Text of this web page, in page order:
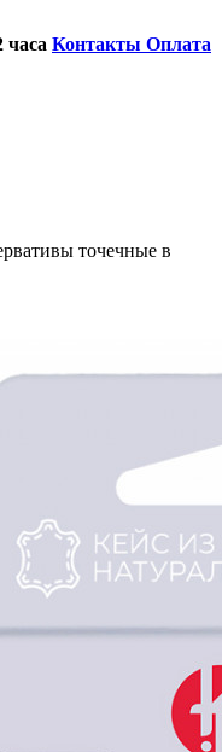
часа Контакты Оплата
точечные в